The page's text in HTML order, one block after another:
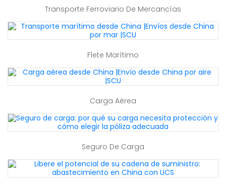
Transporte Ferroviario De Mercancías
Flete Marítimo
Carga Aérea
Seguro De Carga